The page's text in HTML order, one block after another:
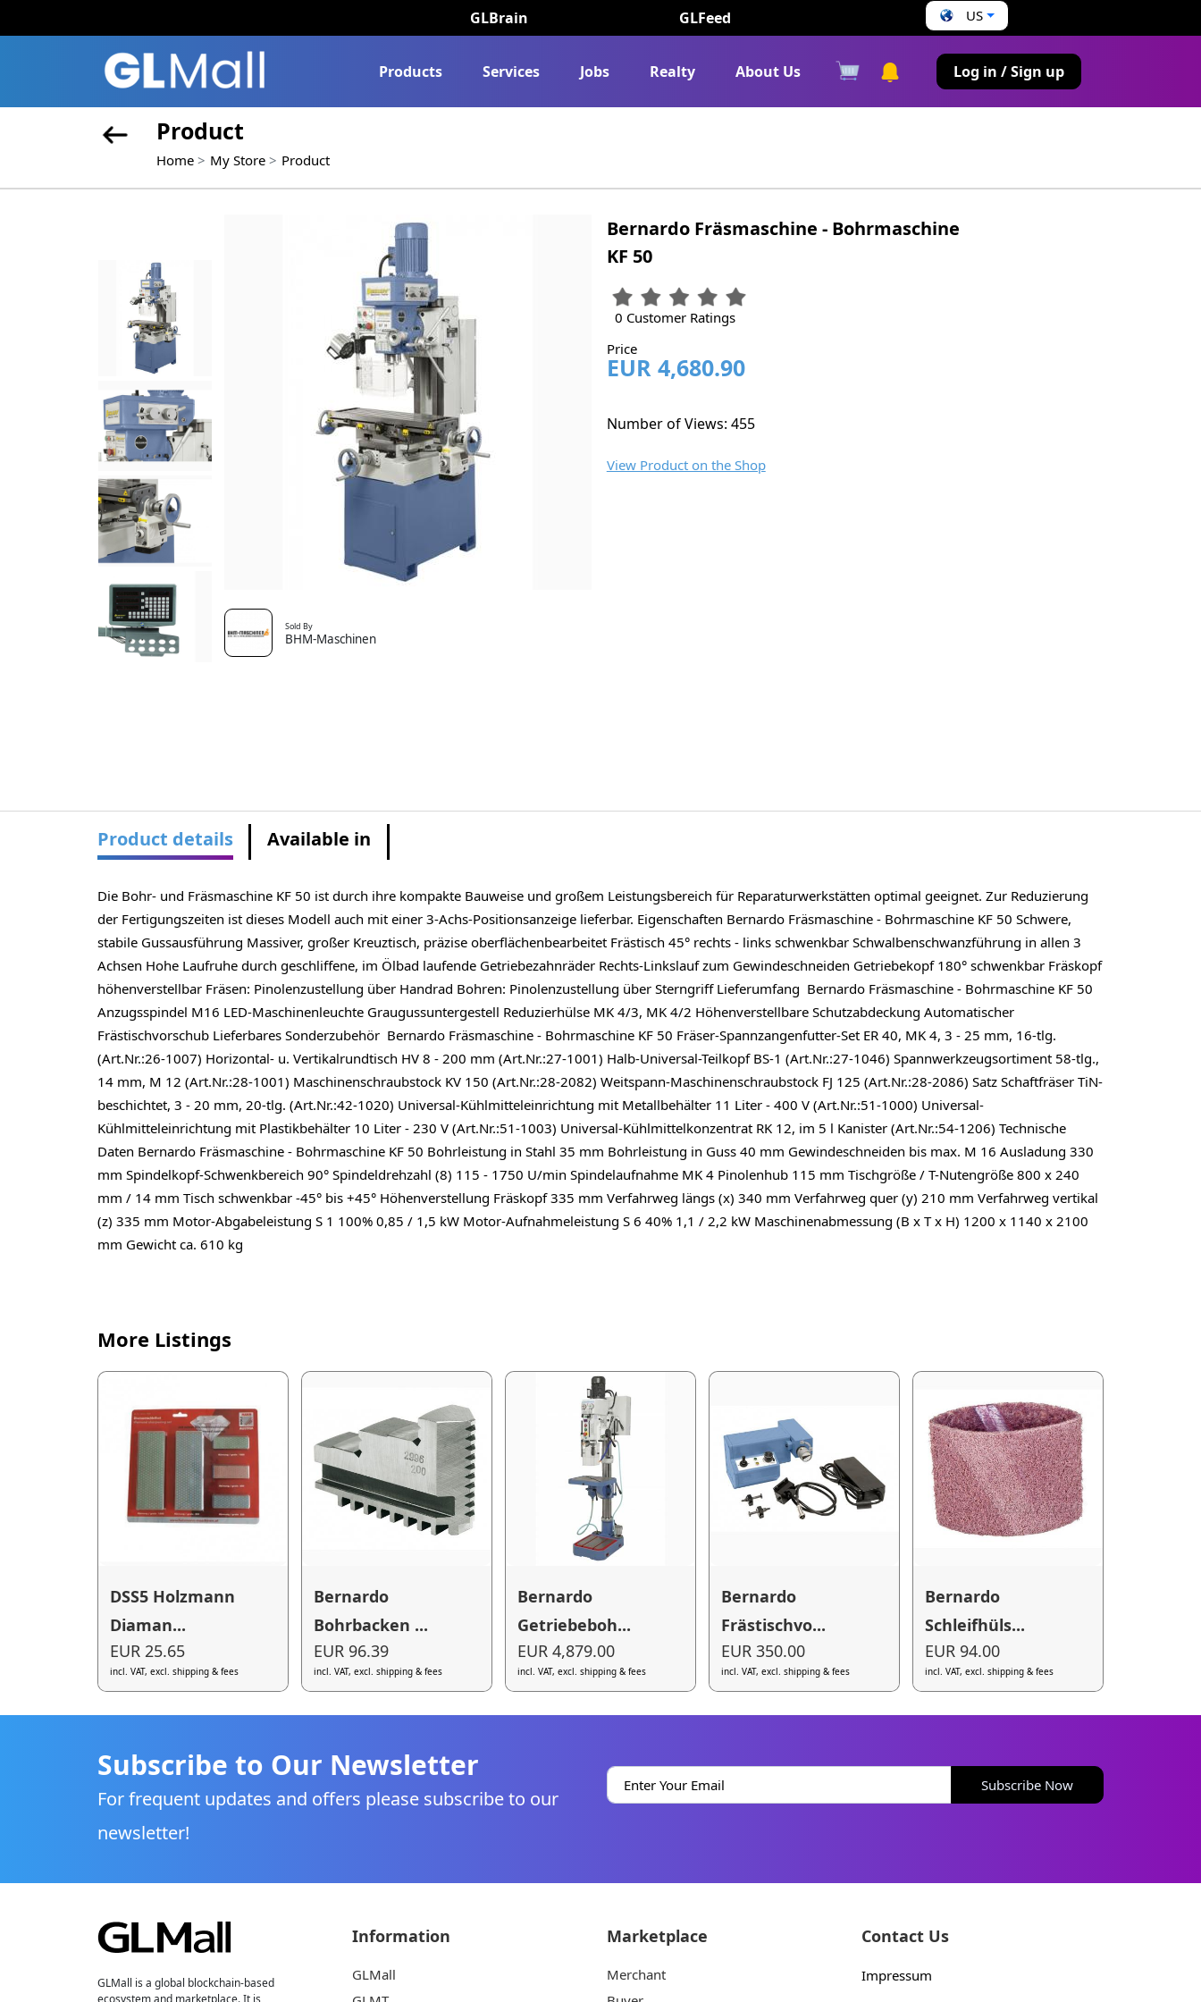
GLBrain GLFeed US
Products Services Jobs Realty About Us Log in / Sign up
Product
Home My Store Product
Sold By
BHM-Maschinen
Bernardo Fräsmaschine - Bohrmaschine
KF 50
0 Customer Ratings
Price
EUR 4,680.90
Number of Views: 455
View Product on the Shop
Product details Available in
Die Bohr- und Fräsmaschine KF 50 ist durch ihre kompakte Bauweise und großem Leistungsbereich für Reparaturwerkstätten optimal geeignet. Zur Reduzierung
der Fertigungszeiten ist dieses Modell auch mit einer 3-Achs-Positionsanzeige lieferbar. Eigenschaften Bernardo Fräsmaschine - Bohrmaschine KF 50​ Schwere,
stabile Gussausführung Massiver, großer Kreuztisch, präzise oberflächenbearbeitet Frästisch 45° rechts - links schwenkbar Schwalbenschwanzführung in allen 3
Achsen Hohe Laufruhe durch geschliffene, im Ölbad laufende Getriebezahnräder Rechts-Linkslauf zum Gewindeschneiden Getriebekopf 180° schwenkbar Fräskopf
höhenverstellbar Fräsen: Pinolenzustellung über Handrad Bohren: Pinolenzustellung über Sterngriff Lieferumfang Bernardo Fräsmaschine - Bohrmaschine KF 50​
Anzugsspindel M16 LED-Maschinenleuchte Graugussuntergestell Reduzierhülse MK 4/3, MK 4/2 Höhenverstellbare Schutzabdeckung Automatischer
Frästischvorschub Lieferbares Sonderzubehör Bernardo Fräsmaschine - Bohrmaschine KF 50​ Fräser-Spannzangenfutter-Set ER 40, MK 4, 3 - 25 mm, 16-tlg.
(Art.Nr.:26-1007) Horizontal- u. Vertikalrundtisch HV 8 - 200 mm (Art.Nr.:27-1001) Halb-Universal-Teilkopf BS-1 (Art.Nr.:27-1046) Spannwerkzeugsortiment 58-tlg.,
14 mm, M 12 (Art.Nr.:28-1001) Maschinenschraubstock KV 150 (Art.Nr.:28-2082) Weitspann-Maschinenschraubstock FJ 125 (Art.Nr.:28-2086) Satz Schaftfräser TiN-
beschichtet, 3 - 20 mm, 20-tlg. (Art.Nr.:42-1020) Universal-Kühlmitteleinrichtung mit Metallbehälter 11 Liter - 400 V (Art.Nr.:51-1000) Universal-
Kühlmitteleinrichtung mit Plastikbehälter 10 Liter - 230 V (Art.Nr.:51-1003) Universal-Kühlmittelkonzentrat RK 12, im 5 l Kanister (Art.Nr.:54-1206) Technische
Daten Bernardo Fräsmaschine - Bohrmaschine KF 50​ Bohrleistung in Stahl 35 mm Bohrleistung in Guss 40 mm Gewindeschneiden bis max. M 16 Ausladung 330
mm Spindelkopf-Schwenkbereich 90° Spindeldrehzahl (8) 115 - 1750 U/min Spindelaufnahme MK 4 Pinolenhub 115 mm Tischgröße / T-Nutengröße 800 x 240
mm / 14 mm Tisch schwenkbar -45° bis +45° Höhenverstellung Fräskopf 335 mm Verfahrweg längs (x) 340 mm Verfahrweg quer (y) 210 mm Verfahrweg vertikal
(z) 335 mm Motor-Abgabeleistung S 1 100% 0,85 / 1,5 kW Motor-Aufnahmeleistung S 6 40% 1,1 / 2,2 kW Maschinenabmessung (B x T x H) 1200 x 1140 x 2100
mm Gewicht ca. 610 kg
More Listings
DSS5 Holzmann
Diaman...
EUR 25.65
incl. VAT, excl. shipping & fees
Bernardo
Bohrbacken ...
EUR 96.39
incl. VAT, excl. shipping & fees
Bernardo
Getriebeboh...
EUR 4,879.00
incl. VAT, excl. shipping & fees
Bernardo
Frästischvo...
EUR 350.00
incl. VAT, excl. shipping & fees
Bernardo
Schleifhüls...
EUR 94.00
incl. VAT, excl. shipping & fees
Subscribe to Our Newsletter
For frequent updates and offers please subscribe to our
newsletter!
Subscribe Now
GLMall is a global blockchain-based
Information
GLMall
Marketplace
Merchant
Contact Us
Impressum